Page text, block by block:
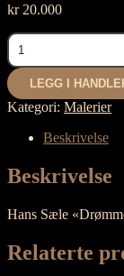
kr20.000
Hans
Sæle
"Drømmer"
antallLEGG I
Kategori: Malerier
Beskrivelse
Beskrivelse
Hans Sæle
Relaterte